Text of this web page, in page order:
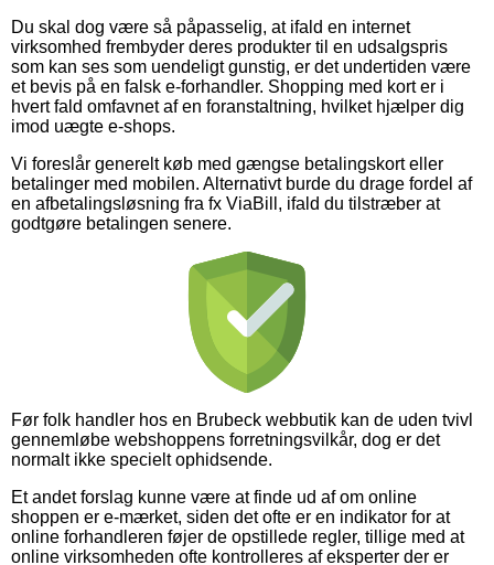
Du skal dog være så påpasselig, at ifald en internet
virksomhed frembyder deres produkter til en udsalgspris
som kan ses som uendeligt gunstig, er det undertiden være
et bevis på en falsk e-forhandler. Shopping med kort er i
hvert fald omfavnet af en foranstaltning, hvilket hjælper dig
imod uægte e-shops.
Vi foreslår generelt køb med gængse betalingskort eller
betalinger med mobilen. Alternativt burde du drage fordel af
en afbetalingsløsning fra fx ViaBill, ifald du tilstræber at
godtgøre betalingen senere.
Før folk handler hos en Brubeck webbutik kan de uden tvivl
gennemløbe webshoppens forretningsvilkår, dog er det
normalt ikke specielt ophidsende.
Et andet forslag kunne være at finde ud af om online
shoppen er e-mærket, siden det ofte er en indikator for at
online forhandleren føjer de opstillede regler, tillige med at
online virksomheden ofte kontrolleres af eksperter der er